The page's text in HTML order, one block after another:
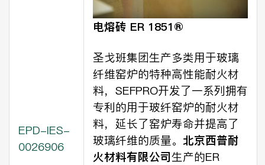
EPD-IES-
0026906
电熔砖 ER 1851®
圣戈班集团生产多类用于玻璃
纤维窑炉的特种高性能耐火材
料，SEFPRO开发了一系列拥有
专利的用于玻纤窑炉的耐火材
料，延长了窑炉寿命并提高了
玻璃纤维的质量。 北京西普耐
火材料有限公司生产的ER